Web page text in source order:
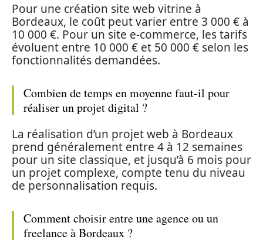
Pour une création site web vitrine à
Bordeaux, le coût peut varier entre 3 000 € à
10 000 €. Pour un site e-commerce, les tarifs
évoluent entre 10 000 € et 50 000 € selon les
fonctionnalités demandées.
Combien de temps en moyenne faut-il pour
réaliser un projet digital ?
La réalisation d’un projet web à Bordeaux
prend généralement entre 4 à 12 semaines
pour un site classique, et jusqu’à 6 mois pour
un projet complexe, compte tenu du niveau
de personnalisation requis.
Comment choisir entre une agence ou un
freelance à Bordeaux ?